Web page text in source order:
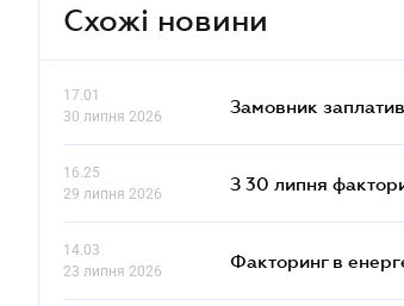
Схожі новини
17.01
30 липня 2026
Замовник
16.25
29 липня 2026
З 30 липня
14.03
23 липня 2026
Факторинг в